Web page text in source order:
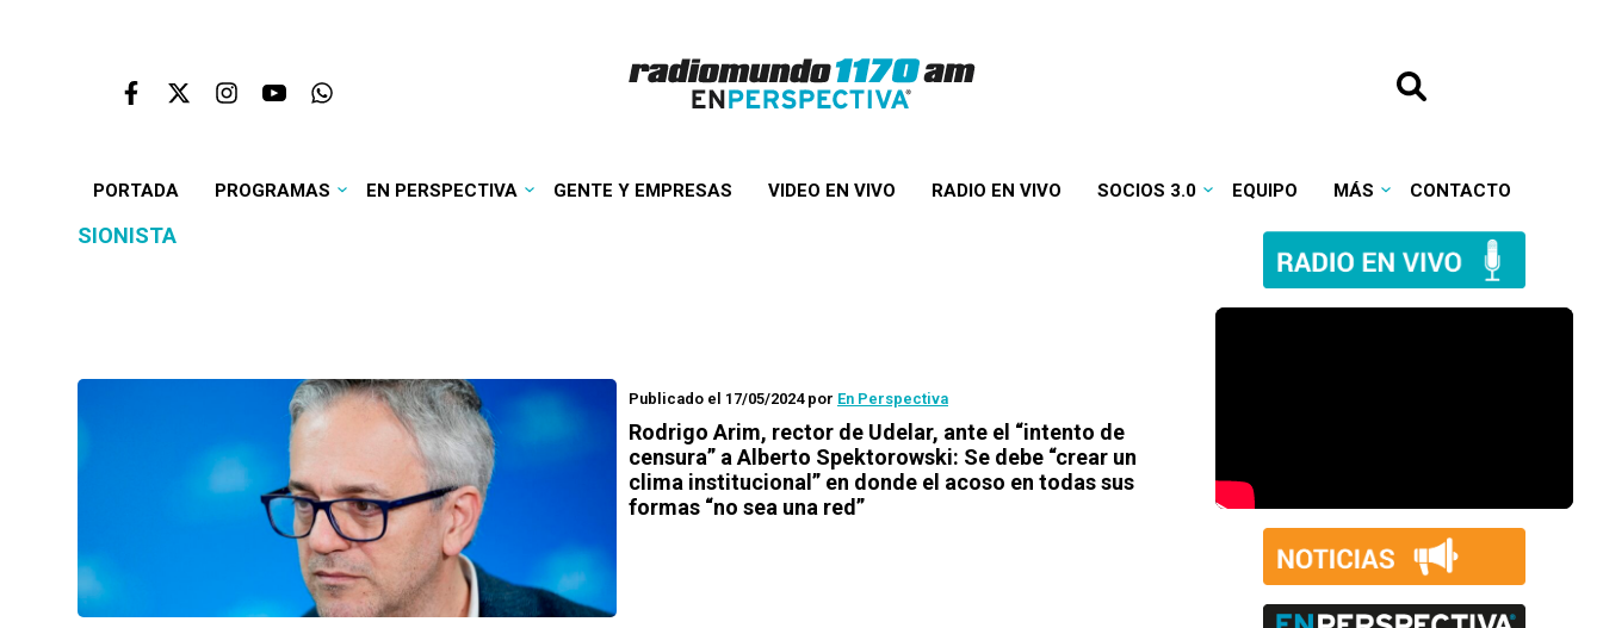
PORTADA PROGRAMAS EN PERSPECTIVA GENTE Y EMPRESAS VIDEO EN VIVO RADIO EN VIVO SOCIOS 3.0 EQUIPO MÁS CONTACTO
SIONISTA
Publicado el 17/05/2024por En Perspectiva
Rodrigo Arim, rector de Udelar, ante el “intento de
censura” a Alberto Spektorowski: Se debe “crear un
clima institucional” en donde el acoso en todas sus
formas “no sea una red”